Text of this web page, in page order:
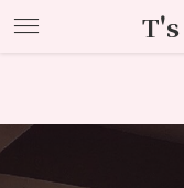
T's